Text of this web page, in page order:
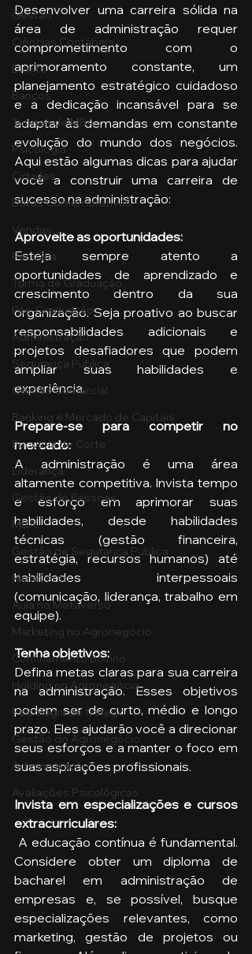
Gestão
Ciências Contábeis
Direito
Bancos
Turmas de MBA
Psicologia
Cidades
Datas Comemorativas
Vendas
Pecuária
Turma de Graduação
Pós-Graduação
Administração
Segurança Publica
Gestão Comercial
Banking e Mercado de Capitais
Pecuária de Corte
Liderança
Gestão de Pessoas
MBA
Gestão de Segurança Publica
Metaverso
Aula no Metaverso
Marketing no Agronegócio
Confinamento Bovino
Holding no Agronegócio
Psicologia de tráfego
Gestão do Agronegócio
Administração
Avaliações Psicológicas
Desenvolver uma carreira sólida na
área de administração requer
comprometimento com o
aprimoramento constante, um
planejamento estratégico cuidadoso
e a dedicação incansável para se
adaptar às demandas em constante
evolução do mundo dos negócios.
Aqui estão algumas dicas para ajudar
você a construir uma carreira de
sucesso na administração:
Aproveite as oportunidades:
Esteja sempre atento a
oportunidades de aprendizado e
crescimento dentro da sua
organização. Seja proativo ao buscar
responsabilidades adicionais e
projetos desafiadores que podem
ampliar suas habilidades e
experiência.
Prepare-se para competir no
mercado:
A administração é uma área
altamente competitiva. Invista tempo
e esforço em aprimorar suas
habilidades, desde habilidades
técnicas (gestão financeira,
estratégia, recursos humanos) até
habilidades interpessoais
(comunicação, liderança, trabalho em
equipe).
Tenha objetivos:
Defina metas claras para sua carreira
na administração. Esses objetivos
podem ser de curto, médio e longo
prazo. Eles ajudarão você a direcionar
seus esforços e a manter o foco em
suas aspirações profissionais.
Invista em especializações e cursos
extracurriculares:
Considere obter um diploma de
bacharel em administração de
empresas e, se possível, busque
especializações relevantes, como
marketing, gestão de projetos ou